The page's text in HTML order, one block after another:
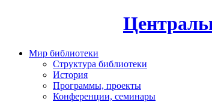
Мир библиотеки
Структура библиотеки
История
Программы, проекты
Конференции, семинары